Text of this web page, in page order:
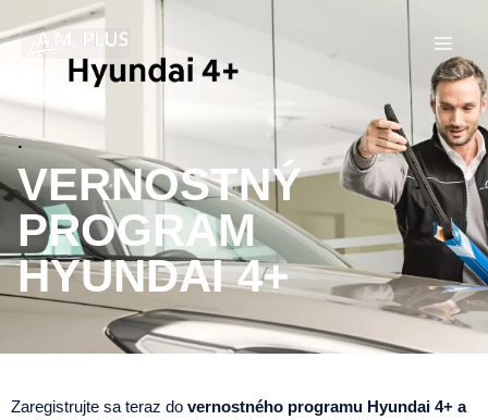
Preskočiť
na
obsah
.
VERNOSTNÝ
PROGRAM
HYUNDAI 4+
Zaregistrujte sa teraz do vernostného programu Hyundai 4+ a